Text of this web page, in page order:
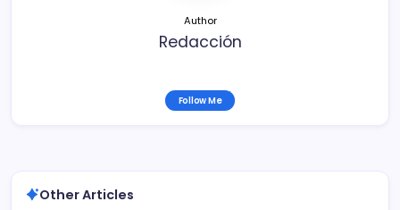
Author
Redacción
Follow Me
Other Articles